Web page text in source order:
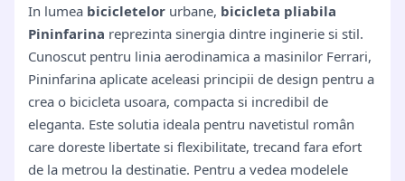
In lumea bicicletelor urbane, bicicleta pliabila
Pininfarina reprezinta sinergia dintre inginerie si stil.
Cunoscut pentru linia aerodinamica a masinilor Ferrari,
Pininfarina aplicate aceleasi principii de design pentru a
crea o bicicleta usoara, compacta si incredibil de
eleganta. Este solutia ideala pentru navetistul român
care doreste libertate si flexibilitate, trecand fara efort
de la metrou la destinatie. Pentru a vedea modelele